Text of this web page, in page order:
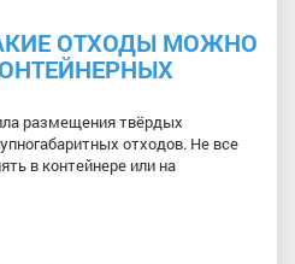
ОТХОДЫ МОЖНО
размещения твёрдых
отходов. Не все
в контейнере или на